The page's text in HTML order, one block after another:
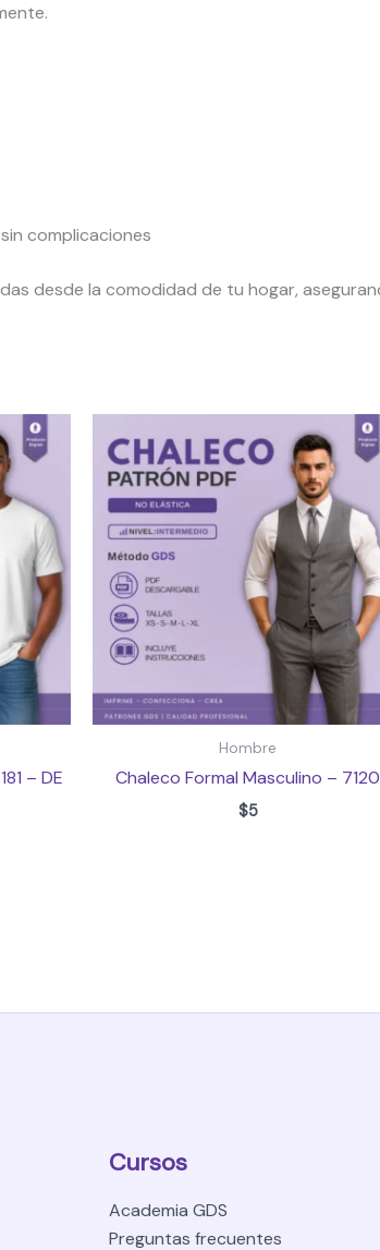
complicaciones
desde la comodidad de tu hogar,
– DE
Hombre
Chaleco Formal Masculino – 7120
$5
Cursos
Academia GDS
Preguntas frecuentes